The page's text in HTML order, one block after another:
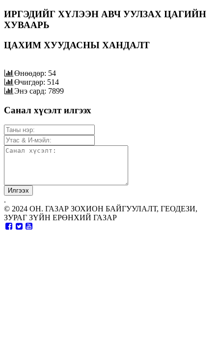
ИРГЭДИЙГ ХҮЛЭЭН АВЧ УУЛЗАХ ЦАГИЙН
ХУВААРЬ
ЦАХИМ ХУУДАСНЫ ХАНДАЛТ
Өнөөдөр: 54
Өчигдөр: 514
Энэ сард: 7899
Санал хүсэлт илгээх
.
© 2024 ОН. ГАЗАР ЗОХИОН БАЙГУУЛАЛТ, ГЕОДЕЗИ,
ЗУРАГ ЗҮЙН ЕРӨНХИЙ ГАЗАР